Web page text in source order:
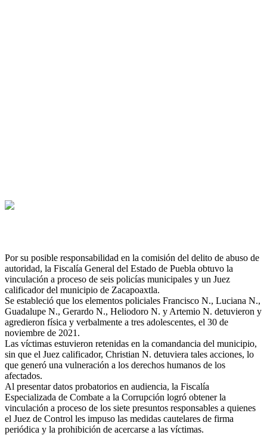
Por su posible responsabilidad en la comisión del delito de abuso de
autoridad, la Fiscalía General del Estado de Puebla obtuvo la
vinculación a proceso de seis policías municipales y un Juez
calificador del municipio de Zacapoaxtla.
Se estableció que los elementos policiales Francisco N., Luciana N.,
Guadalupe N., Gerardo N., Heliodoro N. y Artemio N. detuvieron y
agredieron física y verbalmente a tres adolescentes, el 30 de
noviembre de 2021.
Las víctimas estuvieron retenidas en la comandancia del municipio,
sin que el Juez calificador, Christian N. detuviera tales acciones, lo
que generó una vulneración a los derechos humanos de los
afectados.
Al presentar datos probatorios en audiencia, la Fiscalía
Especializada de Combate a la Corrupción logró obtener la
vinculación a proceso de los siete presuntos responsables a quienes
el Juez de Control les impuso las medidas cautelares de firma
periódica y la prohibición de acercarse a las víctimas.